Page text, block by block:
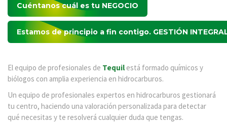
Cuéntanos cuál es tu NEGOCIO
Estamos de principio a fin contigo. GESTIÓN
El equipo de profesionales de Tequil está formado químicos y
biólogos con amplia experiencia en hidrocarburos.
Un equipo de profesionales expertos en hidrocarburos gestionará
tu centro, haciendo una valoración personalizada para detectar
qué necesitas y te resolverá cualquier duda que tengas.